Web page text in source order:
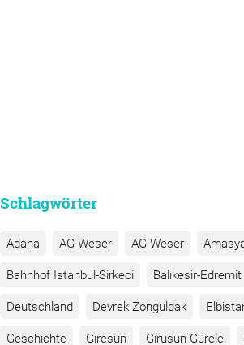
Schlagwörter
Adana AG Weser AG Weser
Bahnhof Istanbul-Sirkeci Balıkesir-Edremit
Deutschland Devrek Zonguldak
Geschichte Giresun Girusun Gürele